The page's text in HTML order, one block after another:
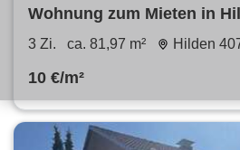
Wohnung zum Mieten in
m²
3 Zi. ca. 81,97 m² Hilden
10 €/m²